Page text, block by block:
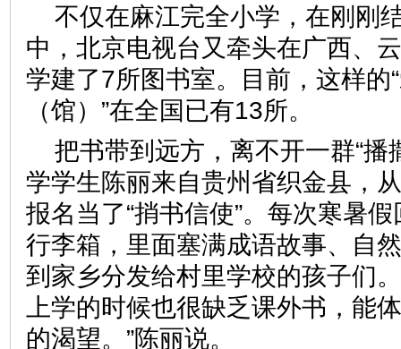
不仅在麻江完全小学，在刚刚
中，北京电视台又牵头在广西、
学建了7所图书室。目前，这样的
（馆）”在全国已有13所。
把书带到远方，离不开一群“播
学学生陈丽来自贵州省织金县，
报名当了“捎书信使”。每次寒暑
行李箱，里面塞满成语故事、自
到家乡分发给村里学校的孩子们
上学的时候也很缺乏课外书，能
的渴望。”陈丽说。